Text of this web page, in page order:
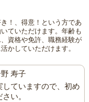
！、得意！という方であ
ていただけます。年齢も
資格や免許、職務経験が
かしていただけます。
寿子
していますので、初め
い。